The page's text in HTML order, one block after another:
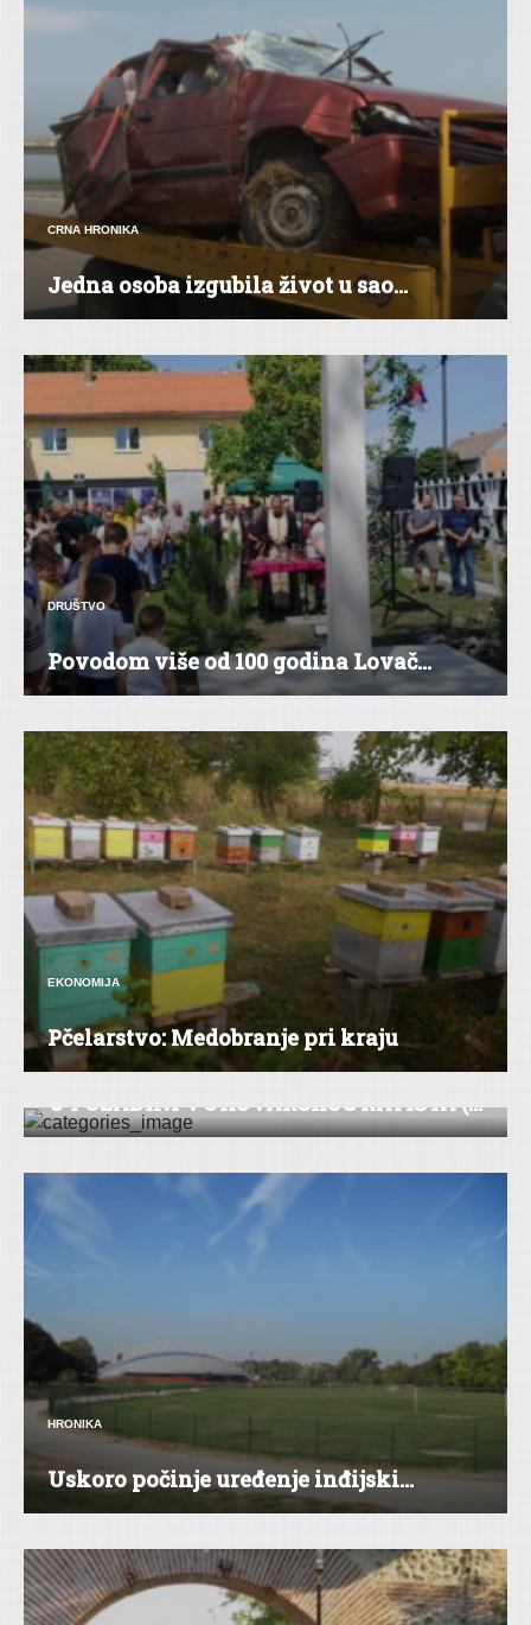
CRNA HRONIKA
Jedna osoba izgubila život u sao...
DRUŠTVO
Povodom više od 100 godina Lovač...
EKONOMIJA
Pčelarstvo: Medobranje pri kraju
FELJTON
U POZADINI VUKOVARSKOG RATIŠTA (...
HRONIKA
Uskoro počinje uređenje inđijski...